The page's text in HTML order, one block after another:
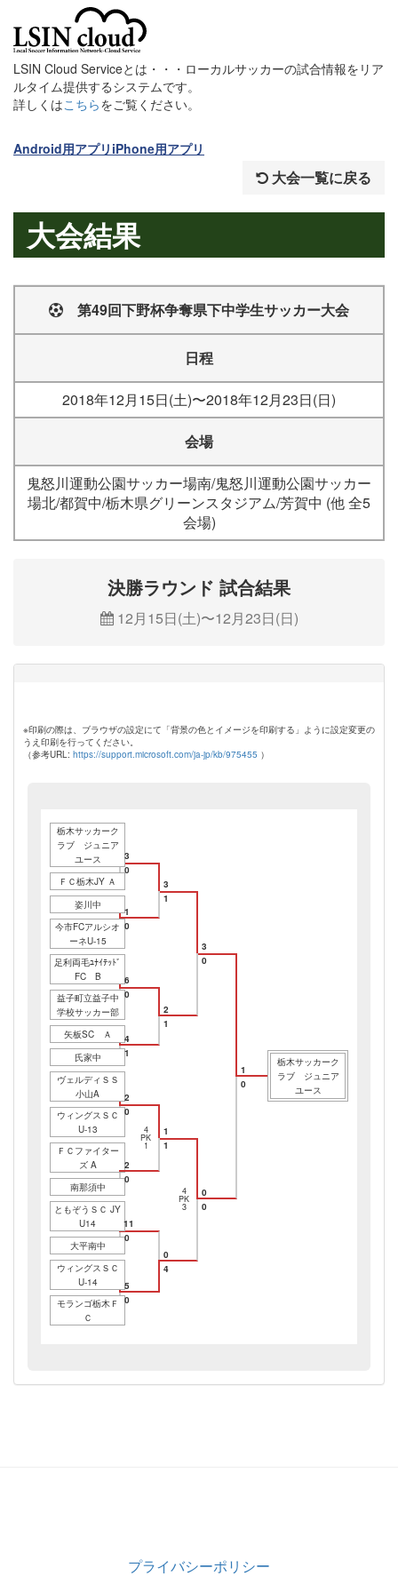
LSIN Cloud Serviceとは・・・ローカルサッカーの試合情報をリア
ルタイム提供するシステムです。
詳しくはこちらをご覧ください。
Android用アプリ iPhone用アプリ
大会一覧に戻る
大会結果
第49回下野杯争奪県下中学生サッカー大会
日程
2018年12月15日(土)〜2018年12月23日(日)
会場
鬼怒川運動公園サッカー場南/鬼怒川運動公園サッカー
場北/都賀中/栃木県グリーンスタジアム/芳賀中 (他 全5
会場)
決勝ラウンド 試合結果
12月15日(土)〜12月23日(日)
※印刷の際は、ブラウザの設定にて「背景の色とイメージを印刷する」ように設定変更の
うえ印刷を行ってください。
（参考URL: https://support.microsoft.com/ja-jp/kb/975455 ）
栃木サッカーク
ラブ ジュニア
ユース
3
ＦＣ栃木JY Ａ
0
3
姿川中
1
今市FCアルシオ
ーネU-15
0
1
3
足利両毛ﾕﾅｲﾃｯﾄﾞ
FC B
6
益子町立益子中
学校サッカー部
0
2
矢板SC Ａ
4
氏家中
1
1
0
1
ヴェルディＳＳ
小山A
2
ウィングスＳＣ
U-13
0
1
PK
4
ＦＣファイター
ズ A
2
南那須中
0
1
1
0
PK
4
ともぞうＳＣ JY
U14
11
大平南中
0
0
ウィングスＳＣ
U-14
5
モランゴ栃木Ｆ
Ｃ
0
4
0
3
0
栃木サッカーク
ラブ ジュニア
ユース
プライバシーポリシー